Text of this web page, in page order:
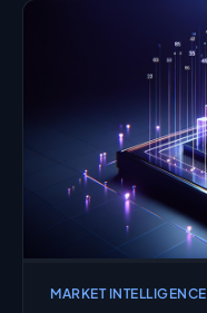
MARKET INTELLIGENCE